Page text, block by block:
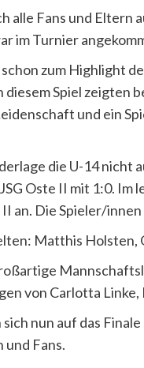
alle Fans und
im Turnier
schon zum Highlight
Spiel zeigten
und ein
die U-14 nicht
Oste II mit 1:0. Im
II an. Die Spieler/
Matthis
von Carlotta
nun auf das
Fans.